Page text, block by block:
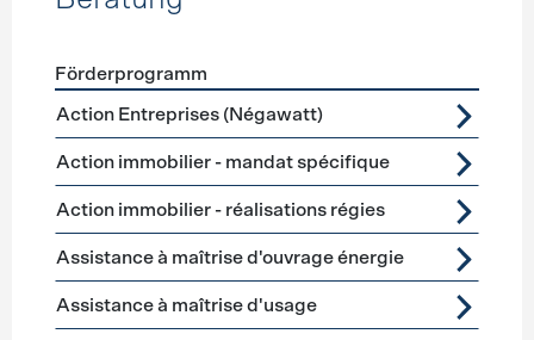
Förderprogramme Beratung
Förderprogramm
Action Entreprises (Négawatt)
Action immobilier - mandat spécifique
Action immobilier - réalisations régies
Assistance à maîtrise d'ouvrage énergie
Assistance à maîtrise d'usage